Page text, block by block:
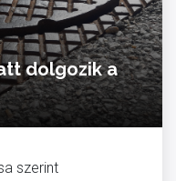
dolgozik a
szerint